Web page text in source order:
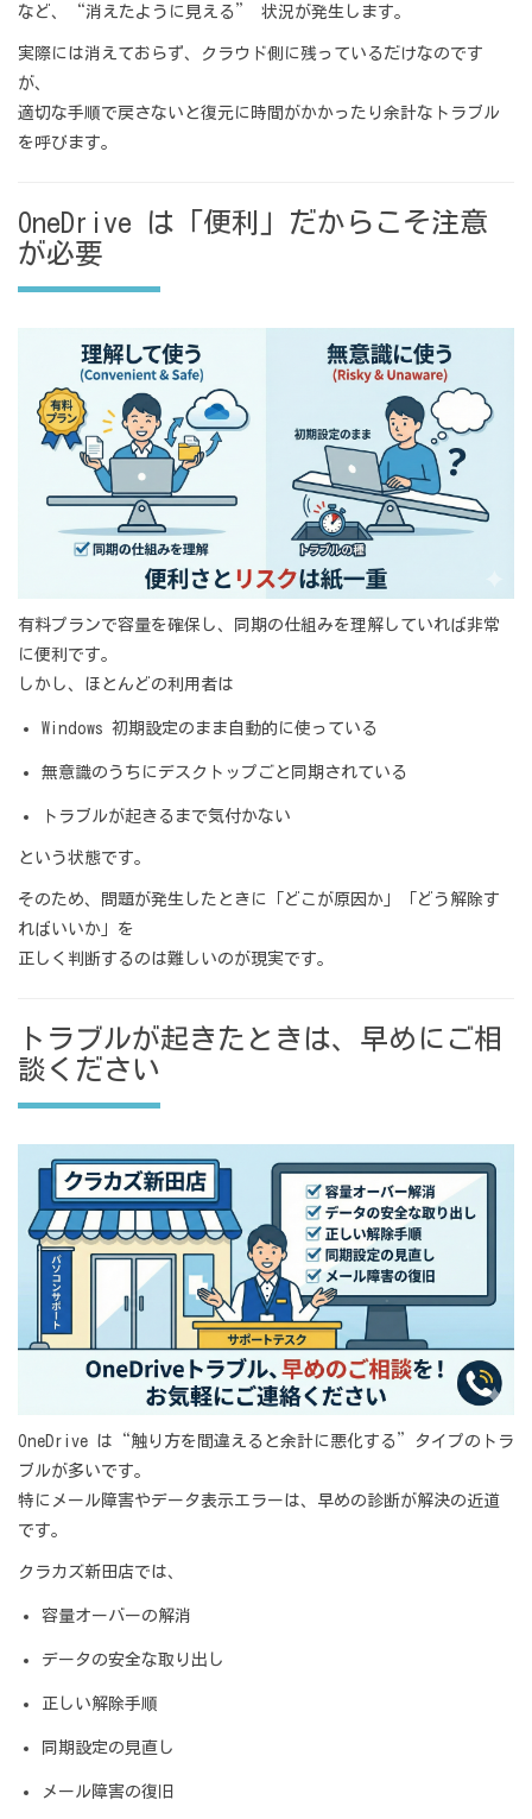
など、“消えたように見える” 状況が発生します。
実際には消えておらず、クラウド側に残っているだけなのです
が、
適切な手順で戻さないと復元に時間がかかったり余計なトラブル
を呼びます。
OneDrive は「便利」だからこそ注意
が必要
有料プランで容量を確保し、同期の仕組みを理解していれば非常
に便利です。
しかし、ほとんどの利用者は
Windows 初期設定のまま自動的に使っている
無意識のうちにデスクトップごと同期されている
トラブルが起きるまで気付かない
という状態です。
そのため、問題が発生したときに「どこが原因か」「どう解除す
ればいいか」を
正しく判断するのは難しいのが現実です。
トラブルが起きたときは、早めにご相
談ください
OneDrive は“触り方を間違えると余計に悪化する”タイプのトラ
ブルが多いです。
特にメール障害やデータ表示エラーは、早めの診断が解決の近道
です。
クラカズ新田店では、
容量オーバーの解消
データの安全な取り出し
正しい解除手順
同期設定の見直し
メール障害の復旧